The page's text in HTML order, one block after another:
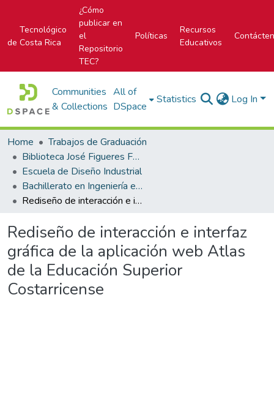
Tecnológico
de Costa Rica
¿Cómo
publicar en
el
Repositorio
TEC?
Políticas
Recursos
Educativos
Communities
& Collections
All of
DSpace
Statistics Log In
Home
Trabajos de Graduación
Biblioteca José Figueres Ferrer
Escuela de Diseño Industrial
Bachillerato en Ingeniería en Diseño Industrial
Rediseño de interacción e interfaz gráfica de la aplicación web Atlas de la Educación Superior Costarricense
Rediseño de interacción e interfaz
gráfica de la aplicación web Atlas
de la Educación Superior
Costarricense